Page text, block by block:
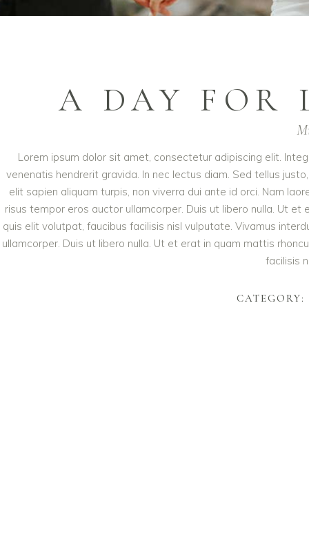
A DAY FOR
Lorem ipsum dolor sit amet, consectetur adipiscing elit.
venenatis hendrerit gravida. In nec lectus diam. Sed tellus
elit sapien aliquam turpis, non viverra dui ante id orci. Nam
risus tempor eros auctor ullamcorper. Duis ut libero nulla. Ut
quis elit volutpat, faucibus facilisis nisl vulputate. Vivamus
ullamcorper. Duis ut libero nulla. Ut et erat in quam mattis
facilisis
CATEGORY: